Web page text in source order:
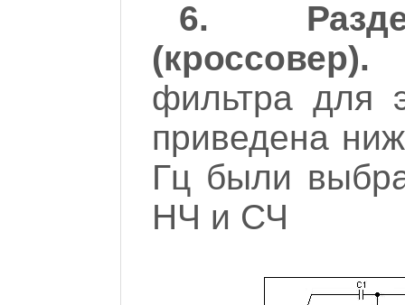
6.
(кроссовер).
фильтра для
приведена
Гц были
НЧ и СЧ